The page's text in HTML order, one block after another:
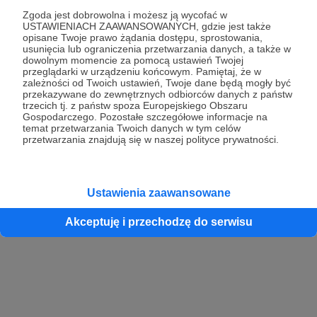
Zgoda jest dobrowolna i możesz ją wycofać w
USTAWIENIACH ZAAWANSOWANYCH, gdzie jest także
opisane Twoje prawo żądania dostępu, sprostowania,
usunięcia lub ograniczenia przetwarzania danych, a także w
dowolnym momencie za pomocą ustawień Twojej
przeglądarki w urządzeniu końcowym. Pamiętaj, że w
zależności od Twoich ustawień, Twoje dane będą mogły być
przekazywane do zewnętrznych odbiorców danych z państw
trzecich tj. z państw spoza Europejskiego Obszaru
Gospodarczego. Pozostałe szczegółowe informacje na
temat przetwarzania Twoich danych w tym celów
przetwarzania znajdują się w naszej polityce prywatności.
Ustawienia zaawansowane
Akceptuję i przechodzę do serwisu
Kontynuuj z Google
Kontynuuj z Facebook
Kontynuuj z Apple
konta przez osobę niepełnoletnią” dostępny w regulaminie Patronite.pl